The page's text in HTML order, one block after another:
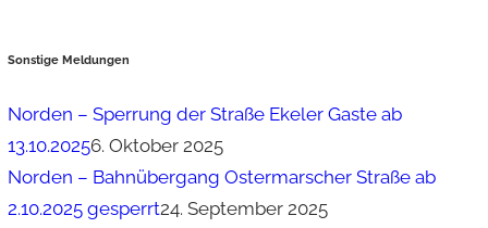
Sonstige Meldungen
Norden – Sperrung der Straße Ekeler Gaste ab
13.10.20256. Oktober 2025
Norden – Bahnübergang Ostermarscher Straße ab
2.10.2025 gesperrt24. September 2025